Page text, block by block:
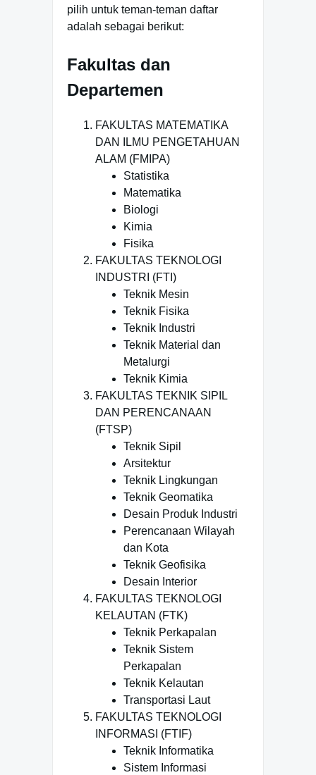
pilih untuk teman-teman daftar
adalah sebagai berikut:
Fakultas dan
Departemen
FAKULTAS MATEMATIKA
DAN ILMU PENGETAHUAN
ALAM (FMIPA)
Statistika
Matematika
Biologi
Kimia
Fisika
FAKULTAS TEKNOLOGI
INDUSTRI (FTI)
Teknik Mesin
Teknik Fisika
Teknik Industri
Teknik Material dan
Metalurgi
Teknik Kimia
FAKULTAS TEKNIK SIPIL
DAN PERENCANAAN
(FTSP)
Teknik Sipil
Arsitektur
Teknik Lingkungan
Teknik Geomatika
Desain Produk Industri
Perencanaan Wilayah
dan Kota
Teknik Geofisika
Desain Interior
FAKULTAS TEKNOLOGI
KELAUTAN (FTK)
Teknik Perkapalan
Teknik Sistem
Perkapalan
Teknik Kelautan
Transportasi Laut
FAKULTAS TEKNOLOGI
INFORMASI (FTIF)
Teknik Informatika
Sistem Informasi